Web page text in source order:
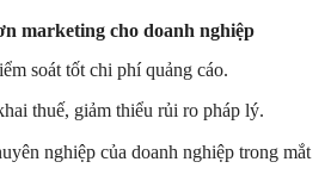
marketing cho doanh nghiệp
soát tốt chi phí quảng cáo.
thuế, giảm thiểu rủi ro pháp lý.
nghiệp của doanh nghiệp trong mắt